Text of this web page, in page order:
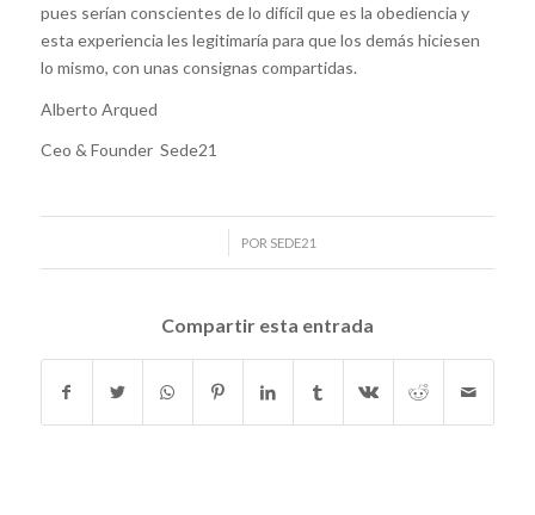
pues serían conscientes de lo difícil que es la obediencia y
esta experiencia les legitimaría para que los demás hiciesen
lo mismo, con unas consignas compartidas.
Alberto Arqued
Ceo & Founder Sede21
POR SEDE21
Compartir esta entrada